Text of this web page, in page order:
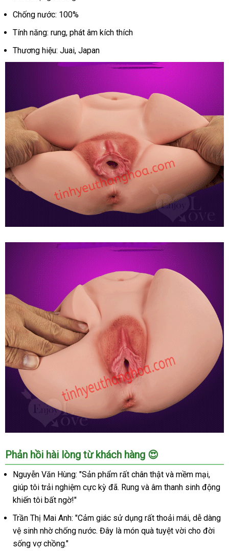
Thật
Như
Thật
Âm
Cảm
Giác
Thật
Chống nước: 100%
Tính năng: rung, phát âm kích thích
Thương hiệu: Juai, Japan
Âm
3
Rung
Phát
Âm
–
Cảm
Giác
Thật
Như
Thật
Âm
Đạo
Giả
Siêu
Vòng
3
Rung
Phát
Âm
Phản hồi hài lòng từ khách hàng 😍
Nguyễn Văn Hùng: "Sản phẩm rất chân thật và mềm mại,
giúp tôi trải nghiệm cực kỳ đã. Rung và âm thanh sinh động
khiến tôi bất ngờ!"
Trần Thị Mai Anh: "Cảm giác sử dụng rất thoải mái, dễ dàng
vệ sinh nhờ chống nước. Đây là món quà tuyệt vời cho đời
sống vợ chồng."